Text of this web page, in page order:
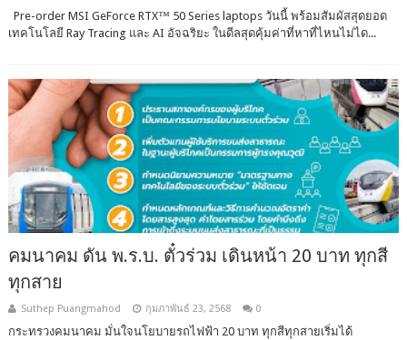
Pre-order MSI GeForce RTX™ 50 Series laptops วันนี้ พร้อมสัมผัสสุดยอด
เทคโนโลยี Ray Tracing และ AI อัจฉริยะ ในดีลสุดคุ้มค่าที่หาที่ไหนไม่ได...
คมนาคม ดัน พ.ร.บ. ตั๋วร่วม เดินหน้า 20 บาท ทุกสี
ทุกสาย
Suthep Puangmahod กุมภาพันธ์ 23, 2568 0
กระทรวงคมนาคม มั่นใจนโยบายรถไฟฟ้า 20 บาท ทุกสีทุกสายเริ่มได้